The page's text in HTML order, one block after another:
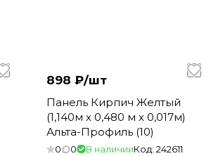
898 ₽/шт
Панель Кирпич Желтый
(1,140м х 0,480 м х 0,017м)
Альта-Профиль (10)
0 0 В наличииКод: 242611